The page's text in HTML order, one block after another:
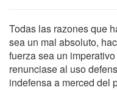
Todas las razones que
sea un mal absoluto,
fuerza sea un
renunciase al uso
indefensa a merced del